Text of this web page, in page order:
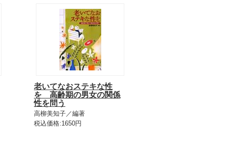
老いてなおステキな性
を 高齢期の男女の関係
性を問う
高柳美知子／編著
税込価格:1650円